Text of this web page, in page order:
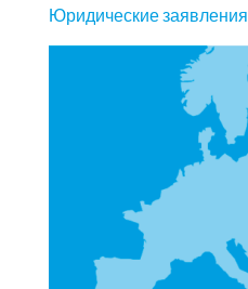
Юридические заявления